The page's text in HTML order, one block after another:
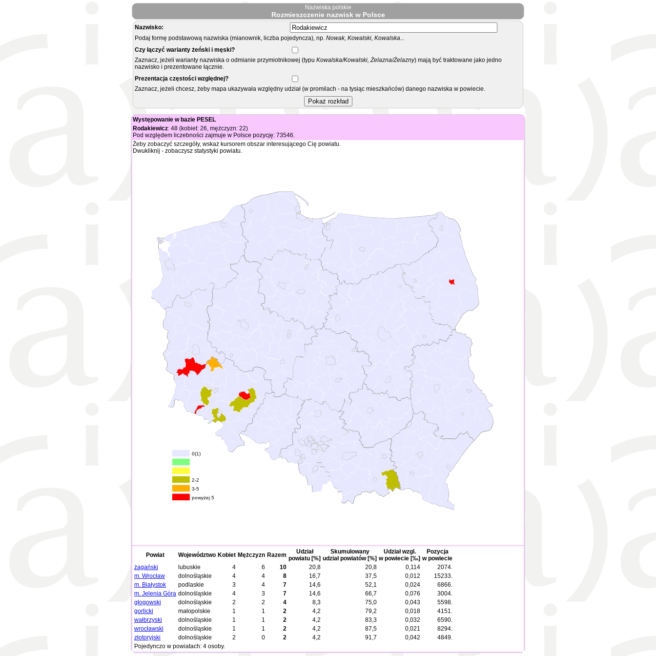
Nazwiska polskie
Rozmieszczenie nazwisk w Polsce
Nazwisko:
Podaj formę podstawową nazwiska (mianownik, liczba pojedyncza), np. Nowak, Kowalski, Kowalska...
Czy łączyć warianty żeński i męski?
Zaznacz, jeżeli warianty nazwiska o odmianie przymiotnikowej (typu Kowalska/Kowalski, Żelazna/Żelazny) mają być traktowane jako jedno
nazwisko i prezentowane łącznie.
Prezentacja częstości względnej?
Zaznacz, jeżeli chcesz, żeby mapa ukazywała względny udział (w promilach - na tysiąc mieszkańców) danego nazwiska w powiecie.
Występowanie w bazie PESEL
Rodakiewicz: 48 (kobiet: 26, mężczyzn: 22)
Pod względem liczebności zajmuje w Polsce pozycję: 73546.
Żeby zobaczyć szczegóły, wskaż kursorem obszar interesującego Cię powiatu.
Dwukliknij - zobaczysz statystyki powiatu.
0(1)
2-2
3-5
powyżej 5
Powiat Województwo Kobiet Mężczyzn Razem
Udział
powiatu [%]
Skumulowany
udział powiatów [%]
Udział wzgl.
w powiecie [‰]
Pozycja
w powiecie
żagański
lubuskie 4 6 10 20,8 20,8 0,114
2074.
m. Wrocław
dolnośląskie 4 4 8 16,7 37,5 0,012
15233.
m. Białystok
podlaskie 3 4 7 14,6 52,1 0,024
6866.
m. Jelenia Góra dolnośląskie 4 3 7 14,6 66,7 0,076
3004.
głogowski
dolnośląskie 2 2 4 8,3 75,0 0,043
5598.
gorlicki
małopolskie 1 1 2 4,2 79,2 0,018
4151.
wałbrzyski
dolnośląskie 1 1 2 4,2 83,3 0,032
6590.
wrocławski
dolnośląskie 1 1 2 4,2 87,5 0,021
8294.
złotoryjski
dolnośląskie 2 0 2 4,2 91,7 0,042
4849.
Pojedynczo w powiatach: 4 osoby.